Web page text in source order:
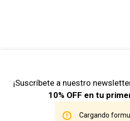
¡Suscríbete a nuestro
10% OFF en tu
Cargando